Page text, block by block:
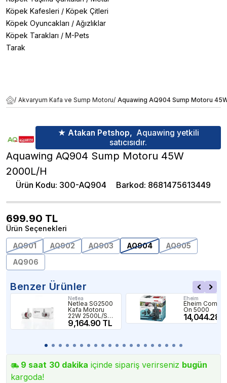
Köpek Kafesleri / Köpek Çitleri
Köpek Oyuncakları / Ağızlıklar
Köpek Tarakları / M-Pets
Tarak
/ Akvaryum Kafa ve Sump Motoru/ Aquawing AQ904 Sump Motoru
★ Atakan Petshop, Aquawing yetkili
satıcısıdır.
Aquawing AQ904 Sump Motoru 45W
2000L/H
Ürün Kodu: 300-AQ904 Barkod: 8681475613449
699.90 TL
Ürün Seçenekleri
AQ901
AQ902 AQ903 AQ904
AQ905
AQ906
Benzer Ürünler
Netlea
Netlea SG2500
Kafa Motoru
22W 2500L/S
3,8M Bluetooth
Kontrollü
9,164.90 TL
Eheim
Eheim
On 5000
14,044.28
9 saat 30 dakika içinde sipariş verirseniz bugün
kargoda!